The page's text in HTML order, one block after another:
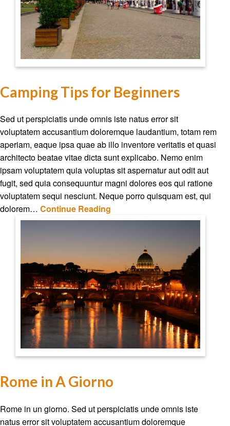
Camping Tips for Beginners
Sed ut perspiciatis unde omnis iste natus error sit
voluptatem accusantium doloremque laudantium, totam rem
aperiam, eaque ipsa quae ab illo inventore veritatis et quasi
architecto beatae vitae dicta sunt explicabo. Nemo enim
ipsam voluptatem quia voluptas sit aspernatur aut odit aut
fugit, sed quia consequuntur magni dolores eos qui ratione
voluptatem sequi nesciunt. Neque porro quisquam est, qui
dolorem… Continue Reading
Rome in A Giorno
Rome in un giorno. Sed ut perspiciatis unde omnis iste
natus error sit voluptatem accusantium doloremque